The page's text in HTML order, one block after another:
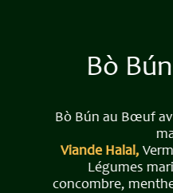
Bò
Bò Bún au Bœuf
Viande Halal,
Légumes
concombre,